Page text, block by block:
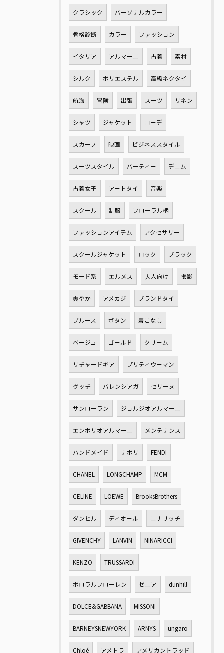
クラシック パーソナルカラー
骨格診断 カラー ファッション
イタリア アルマーニ 古着 素材
シルク ポリエステル 高級ネクタイ
航海 冒険 出張 スーツ リネン
シャツ ジャケット コーデ
スカーフ 映画 ビジネススタイル
スーツスタイル パーティー デニム
古着女子 アートタイ 音楽
スクール 制服 フローラル柄
ファッションアイテム アクセサリー
スクールジャケット ロック ブラック
モード系 エルメス 大人向け 撮影
爽やか アメカジ ブランドタイ
ブルース ボタン 着こなし
ベージュ ゴールド クリーム
リチャードギア プリティウーマン
グッチ バレンシアガ セリーヌ
サンローラン ジョルジオアルマーニ
エンポリオアルマーニ メンテナンス
ハンドメイド ナポリ FENDI
CHANEL LONGCHAMP MCM
CELINE LOEWE BrooksBrothers
ダンヒル ディオール ニナリッチ
GIVENCHY LANVIN NINARICCI
KENZO TRUSSARDI
ポロラルフローレン ゼニア dunhill
DOLCE&GABBANA MISSONI
BARNEYSNEWYORK ARNYS ungaro
Chloé アメトラ アメリカントラッド